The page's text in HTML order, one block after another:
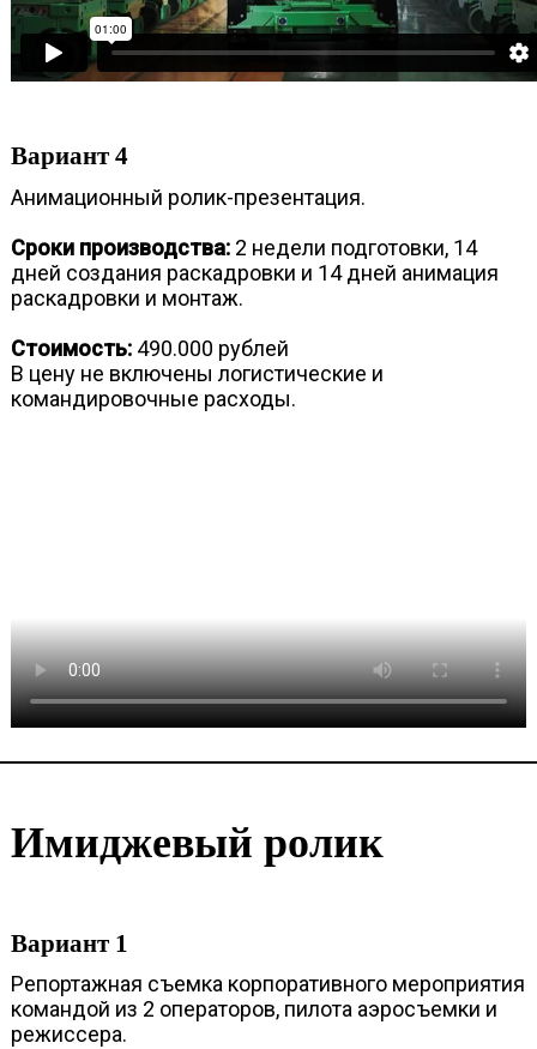
Вариант 4
Анимационный ролик-презентация.
Сроки производства: 2 недели подготовки, 14
дней создания раскадровки и 14 дней анимация
раскадровки и монтаж.
Стоимость: 490.000 рублей
В цену не включены логистические и
командировочные расходы.
Имиджевый ролик
Вариант 1
Репортажная съемка корпоративного мероприятия
командой из 2 операторов, пилота аэросъемки и
режиссера.